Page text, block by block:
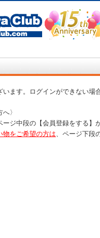
います。ログインができない場
〉
ージ中段の【会員登録をする】
物をご希望の方は、ページ下段